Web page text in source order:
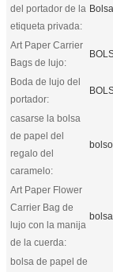
del portador de la
etiqueta privada:
Art Paper Carrier
Bags de lujo:
Boda de lujo del
portador:
casarse la bolsa
de papel del
regalo del
caramelo:
Art Paper Flower
Carrier Bag de
lujo con la manija
de la cuerda:
bolsa de papel de